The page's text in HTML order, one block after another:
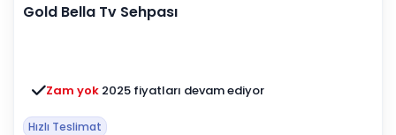
Gold Bella Tv Sehpası
Zam yok 2025 fiyatları devam ediyor
Hızlı Teslimat